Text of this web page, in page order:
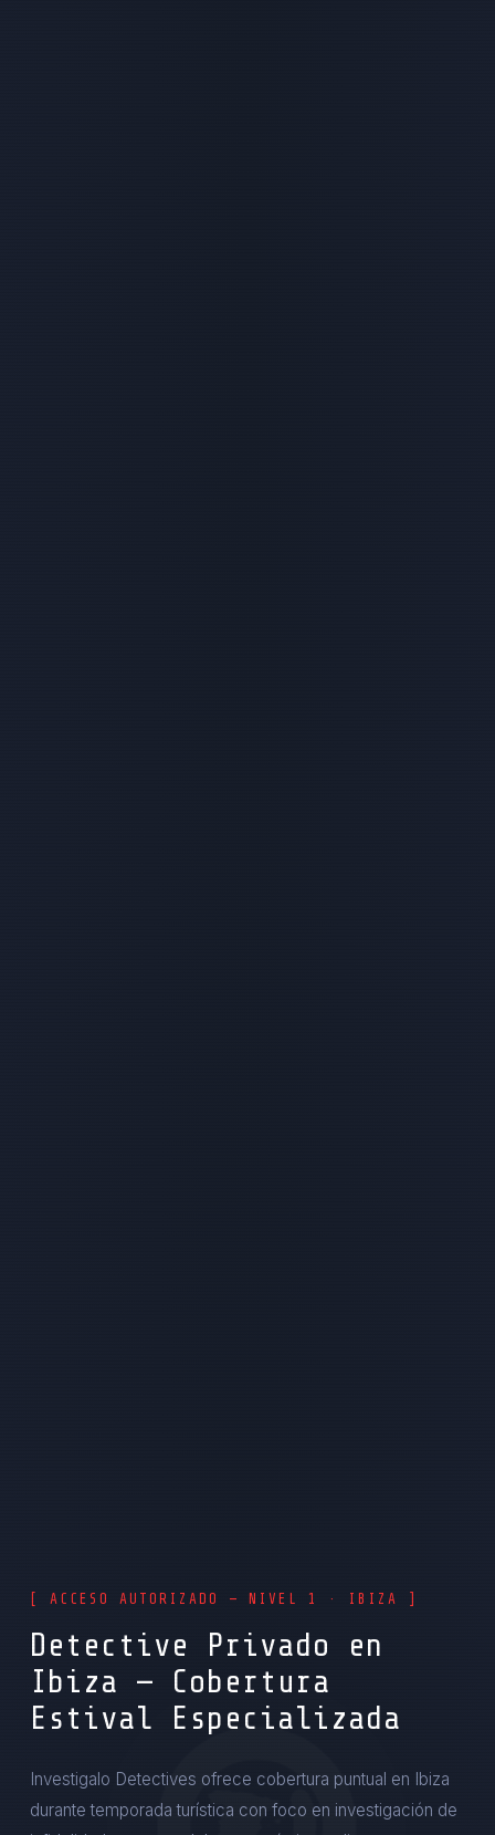
[ ACCESO AUTORIZADO — NIVEL 1 · IBIZA ]
Detective Privado en
Ibiza — Cobertura
Estival Especializada
Investigalo Detectives ofrece cobertura puntual en Ibiza
durante temporada turística con foco en investigación de